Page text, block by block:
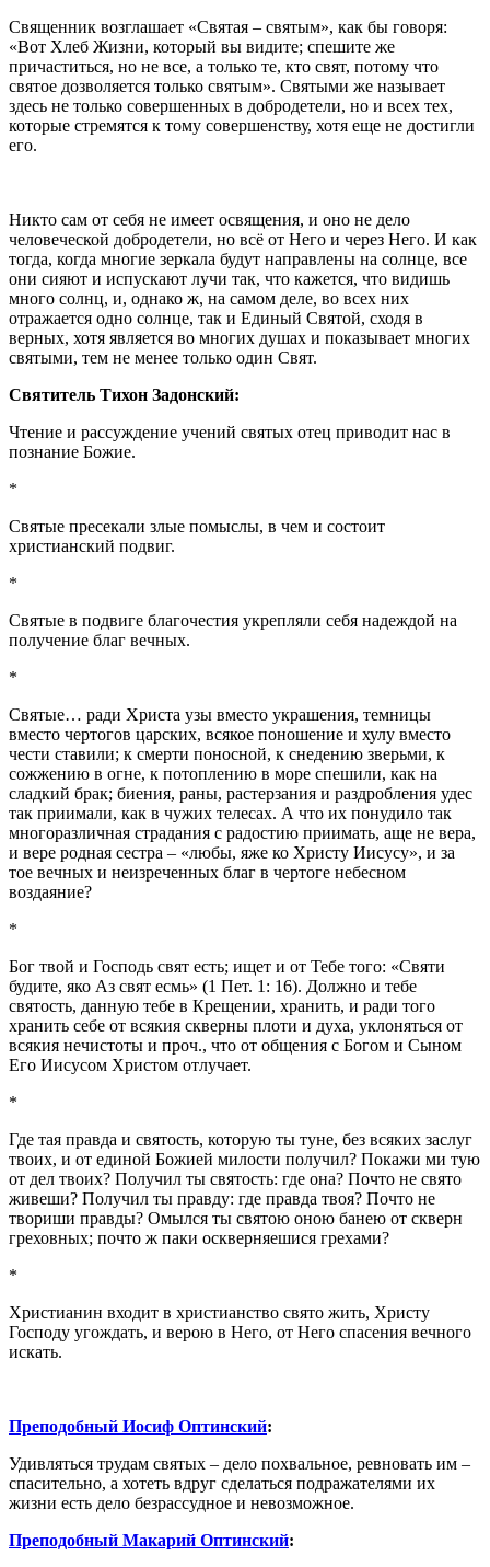
Священник возглашает «Святая – святым», как бы говоря:
«Вот Хлеб Жизни, который вы видите; спешите же
причаститься, но не все, а только те, кто свят, потому что
святое дозволяется только святым». Святыми же называет
здесь не только совершенных в добродетели, но и всех тех,
которые стремятся к тому совершенству, хотя еще не достигли
его.
Никто сам от себя не имеет освящения, и оно не дело
человеческой добродетели, но всё от Него и через Него. И как
тогда, когда многие зеркала будут направлены на солнце, все
они сияют и испускают лучи так, что кажется, что видишь
много солнц, и, однако ж, на самом деле, во всех них
отражается одно солнце, так и Единый Святой, сходя в
верных, хотя является во многих душах и показывает многих
святыми, тем не менее только один Свят.
Святитель Тихон Задонский:
Чтение и рассуждение учений святых отец приводит нас в
познание Божие.
*
Святые пресекали злые помыслы, в чем и состоит
христианский подвиг.
*
Святые в подвиге благочестия укрепляли себя надеждой на
получение благ вечных.
*
Святые… ради Христа узы вместо украшения, темницы
вместо чертогов царских, всякое поношение и хулу вместо
чести ставили; к смерти поносной, к снедению зверьми, к
сожжению в огне, к потоплению в море спешили, как на
сладкий брак; биения, раны, растерзания и раздробления удес
так приимали, как в чужих телесах. А что их понудило так
многоразличная страдания с радостию приимать, аще не вера,
и вере родная сестра – «любы, яже ко Христу Иисусу», и за
тое вечных и неизреченных благ в чертоге небесном
воздаяние?
*
Бог твой и Господь свят есть; ищет и от Тебе того: «Святи
будите, яко Аз свят есмь» (1 Пет. 1: 16). Должно и тебе
святость, данную тебе в Крещении, хранить, и ради того
хранить себе от всякия скверны плоти и духа, уклоняться от
всякия нечистоты и проч., что от общения с Богом и Сыном
Его Иисусом Христом отлучает.
*
Где тая правда и святость, которую ты туне, без всяких заслуг
твоих, и от единой Божией милости получил? Покажи ми тую
от дел твоих? Получил ты святость: где она? Почто не свято
живеши? Получил ты правду: где правда твоя? Почто не
твориши правды? Омылся ты святою оною банею от скверн
греховных; почто ж паки оскверняешися грехами?
*
Христианин входит в христианство свято жить, Христу
Господу угождать, и верою в Него, от Него спасения вечного
искать.
Преподобный Иосиф Оптинский:
Удивляться трудам святых – дело похвальное, ревновать им –
спасительно, а хотеть вдруг сделаться подражателями их
жизни есть дело безрассудное и невозможное.
Преподобный Макарий Оптинский: